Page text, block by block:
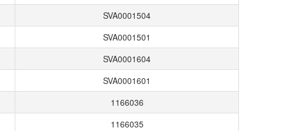
SVA0001504
SVA0001501
SVA0001604
SVA0001601
1166036
1166035